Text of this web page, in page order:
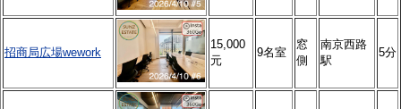
招商局広場wework
15,000
元
9名室
窓
側
南京西路
駅
5分